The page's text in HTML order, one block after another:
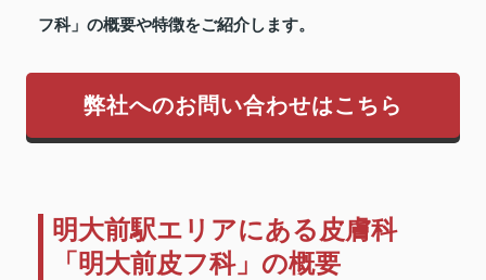
フ科」の概要や特徴をご紹介します。
弊社へのお問い合わせはこちら
明大前駅エリアにある皮膚科
「明大前皮フ科」の概要